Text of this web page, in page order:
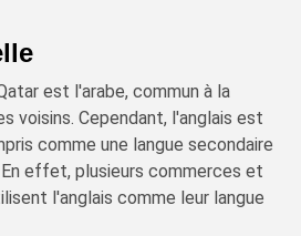
est l'arabe, commun à la
voisins. Cependant, l'anglais est
comme une langue secondaire
effet, plusieurs commerces et
l'anglais comme leur langue